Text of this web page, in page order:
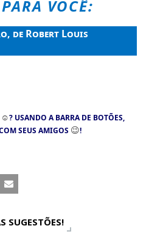
VOCÊ:
de Robert Louis
☺? USANDO A BARRA DE BOTÕES,
SEUS AMIGOS 😉!
SUGESTÕES!